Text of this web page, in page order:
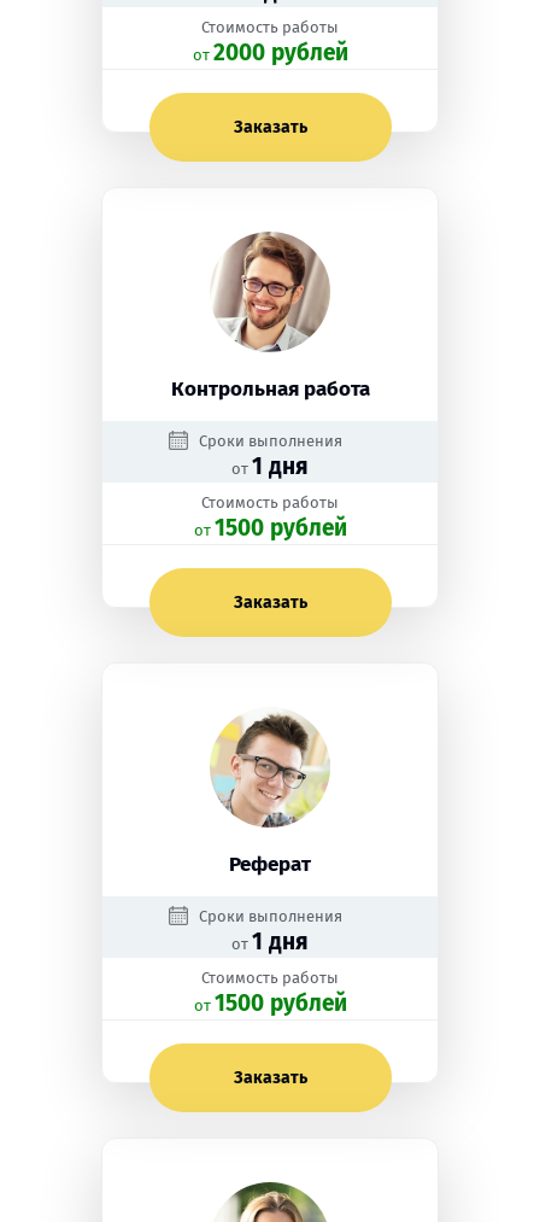
Стоимость работы
oт 2000 рублей
Заказать
Контрольная работа
Сроки выполнения
от 1 дня
Стоимость работы
oт 1500 рублей
Заказать
Реферат
Сроки выполнения
от 1 дня
Стоимость работы
oт 1500 рублей
Заказать